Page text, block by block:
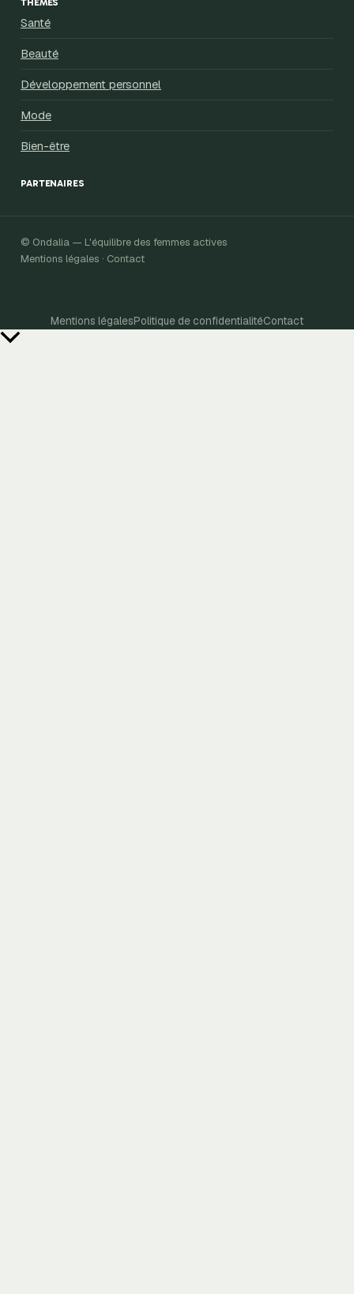
Santé
Beauté
Développement personnel
Mode
Bien-être
PARTENAIRES
© Ondalia — L'équilibre des femmes actives
Mentions légales · Contact
Mentions légalesPolitique de confidentialitéContact